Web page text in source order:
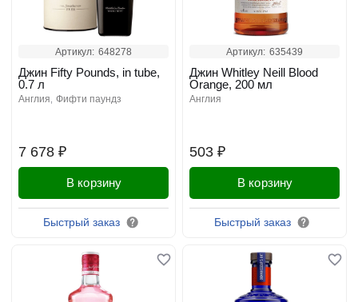
Артикул: 648278
7 678 ₽
Джин Fifty Pounds, in tube,
0.7 л
англия фифти паундз
В корзину
Быстрый заказ
Артикул: 635439
503 ₽
Джин Whitley Neill Blood
Orange, 200 мл
англия
В корзину
Быстрый заказ